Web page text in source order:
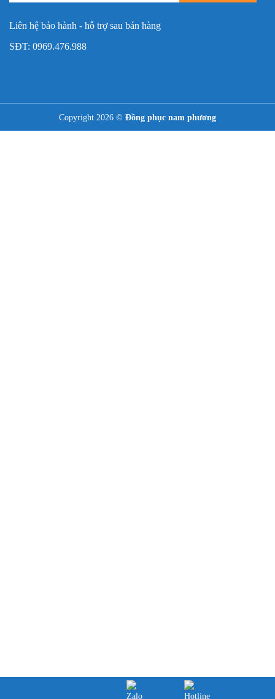
Liên hệ bảo hành - hỗ trợ sau bán hàng
SĐT: 0969.476.988
Copyright 2026 © Đồng phục nam phương